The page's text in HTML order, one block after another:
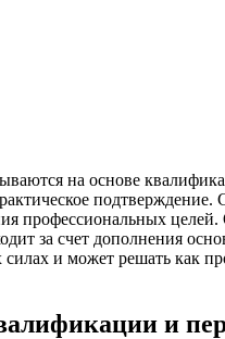
на основе
подтверждение.
профессиональных
за счет дополнения
и может решать как
и